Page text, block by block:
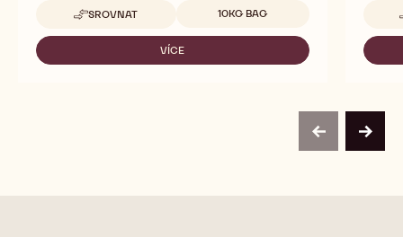
SROVNAT
-
667
Dostupná balení
10KG BAG
VÍCE
-
previousnext